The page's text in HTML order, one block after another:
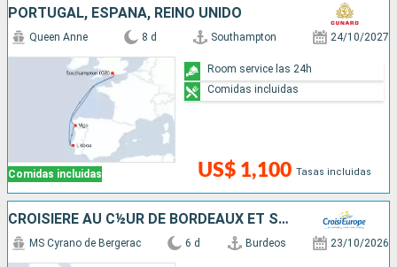
PORTUGAL, ESPAÑA, REINO UNIDO
Comidas incluidas
Queen Anne 8 d Southampton 24/10/2027
US$ 1,100 Tasas incluidas
Room service las 24h
Comidas incluidas
CROISIÈRE AU C½UR DE BORDEAUX ET SA RÉGION : ITINÉRAIRE DÉCOUVERTE
MS Cyrano de Bergerac 6 d Burdeos 23/10/2026